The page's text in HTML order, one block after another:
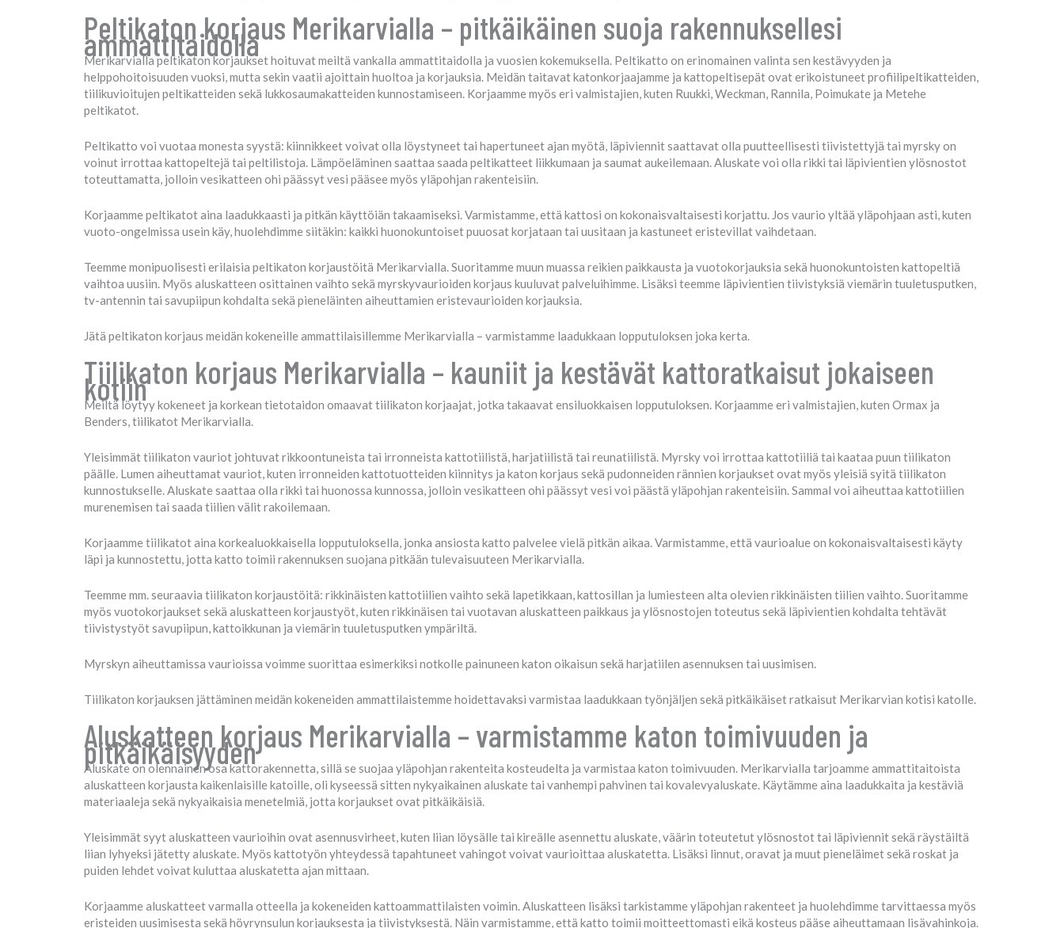
Peltikaton korjaus Merikarvialla – pitkäikäinen suoja rakennuksellesi
ammattitaidolla
Merikarvialla peltikaton korjaukset hoituvat meiltä vankalla ammattitaidolla ja vuosien kokemuksella. Peltikatto on erinomainen valinta sen kestävyyden ja
helppohoitoisuuden vuoksi, mutta sekin vaatii ajoittain huoltoa ja korjauksia. Meidän taitavat katonkorjaajamme ja kattopeltisepät ovat erikoistuneet profiilipeltikatteiden,
tiilikuvioitujen peltikatteiden sekä lukkosaumakatteiden kunnostamiseen. Korjaamme myös eri valmistajien, kuten Ruukki, Weckman, Rannila, Poimukate ja Metehe
peltikatot.
Peltikatto voi vuotaa monesta syystä: kiinnikkeet voivat olla löystyneet tai hapertuneet ajan myötä, läpiviennit saattavat olla puutteellisesti tiivistettyjä tai myrsky on
voinut irrottaa kattopeltejä tai peltilistoja. Lämpöeläminen saattaa saada peltikatteet liikkumaan ja saumat aukeilemaan. Aluskate voi olla rikki tai läpivientien ylösnostot
toteuttamatta, jolloin vesikatteen ohi päässyt vesi pääsee myös yläpohjan rakenteisiin.
Korjaamme peltikatot aina laadukkaasti ja pitkän käyttöiän takaamiseksi. Varmistamme, että kattosi on kokonaisvaltaisesti korjattu. Jos vaurio yltää yläpohjaan asti, kuten
vuoto-ongelmissa usein käy, huolehdimme siitäkin: kaikki huonokuntoiset puuosat korjataan tai uusitaan ja kastuneet eristevillat vaihdetaan.
Teemme monipuolisesti erilaisia peltikaton korjaustöitä Merikarvialla. Suoritamme muun muassa reikien paikkausta ja vuotokorjauksia sekä huonokuntoisten kattopeltiä
vaihtoa uusiin. Myös aluskatteen osittainen vaihto sekä myrskyvaurioiden korjaus kuuluvat palveluihimme. Lisäksi teemme läpivientien tiivistyksiä viemärin tuuletusputken,
tv-antennin tai savupiipun kohdalta sekä pieneläinten aiheuttamien eristevaurioiden korjauksia.
Jätä peltikaton korjaus meidän kokeneille ammattilaisillemme Merikarvialla – varmistamme laadukkaan lopputuloksen joka kerta.
Tiilikaton korjaus Merikarvialla – kauniit ja kestävät kattoratkaisut jokaiseen
kotiin
Meiltä löytyy kokeneet ja korkean tietotaidon omaavat tiilikaton korjaajat, jotka takaavat ensiluokkaisen lopputuloksen. Korjaamme eri valmistajien, kuten Ormax ja
Benders, tiilikatot Merikarvialla.
Yleisimmät tiilikaton vauriot johtuvat rikkoontuneista tai irronneista kattotiilistä, harjatiilistä tai reunatiilistä. Myrsky voi irrottaa kattotiiliä tai kaataa puun tiilikaton
päälle. Lumen aiheuttamat vauriot, kuten irronneiden kattotuotteiden kiinnitys ja katon korjaus sekä pudonneiden rännien korjaukset ovat myös yleisiä syitä tiilikaton
kunnostukselle. Aluskate saattaa olla rikki tai huonossa kunnossa, jolloin vesikatteen ohi päässyt vesi voi päästä yläpohjan rakenteisiin. Sammal voi aiheuttaa kattotiilien
murenemisen tai saada tiilien välit rakoilemaan.
Korjaamme tiilikatot aina korkealuokkaisella lopputuloksella, jonka ansiosta katto palvelee vielä pitkän aikaa. Varmistamme, että vaurioalue on kokonaisvaltaisesti käyty
läpi ja kunnostettu, jotta katto toimii rakennuksen suojana pitkään tulevaisuuteen Merikarvialla.
Teemme mm. seuraavia tiilikaton korjaustöitä: rikkinäisten kattotiilien vaihto sekä lapetikkaan, kattosillan ja lumiesteen alta olevien rikkinäisten tiilien vaihto. Suoritamme
myös vuotokorjaukset sekä aluskatteen korjaustyöt, kuten rikkinäisen tai vuotavan aluskatteen paikkaus ja ylösnostojen toteutus sekä läpivientien kohdalta tehtävät
tiivistystyöt savupiipun, kattoikkunan ja viemärin tuuletusputken ympäriltä.
Myrskyn aiheuttamissa vaurioissa voimme suorittaa esimerkiksi notkolle painuneen katon oikaisun sekä harjatiilen asennuksen tai uusimisen.
Tiilikaton korjauksen jättäminen meidän kokeneiden ammattilaistemme hoidettavaksi varmistaa laadukkaan työnjäljen sekä pitkäikäiset ratkaisut Merikarvian kotisi katolle.
Aluskatteen korjaus Merikarvialla – varmistamme katon toimivuuden ja
pitkäikäisyyden
Aluskate on olennainen osa kattorakennetta, sillä se suojaa yläpohjan rakenteita kosteudelta ja varmistaa katon toimivuuden. Merikarvialla tarjoamme ammattitaitoista
aluskatteen korjausta kaikenlaisille katoille, oli kyseessä sitten nykyaikainen aluskate tai vanhempi pahvinen tai kovalevyaluskate. Käytämme aina laadukkaita ja kestäviä
materiaaleja sekä nykyaikaisia menetelmiä, jotta korjaukset ovat pitkäikäisiä.
Yleisimmät syyt aluskatteen vaurioihin ovat asennusvirheet, kuten liian löysälle tai kireälle asennettu aluskate, väärin toteutetut ylösnostot tai läpiviennit sekä räystäiltä
liian lyhyeksi jätetty aluskate. Myös kattotyön yhteydessä tapahtuneet vahingot voivat vaurioittaa aluskatetta. Lisäksi linnut, oravat ja muut pieneläimet sekä roskat ja
puiden lehdet voivat kuluttaa aluskatetta ajan mittaan.
Korjaamme aluskatteet varmalla otteella ja kokeneiden kattoammattilaisten voimin. Aluskatteen lisäksi tarkistamme yläpohjan rakenteet ja huolehdimme tarvittaessa myös
eristeiden uusimisesta sekä höyrynsulun korjauksesta ja tiivistyksestä. Näin varmistamme, että katto toimii moitteettomasti eikä kosteus pääse aiheuttamaan lisävahinkoja.